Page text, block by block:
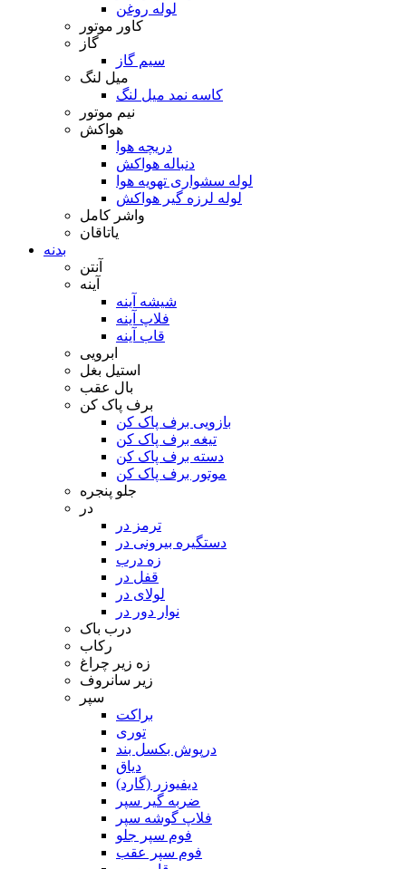
لوله روغن
کاور موتور
گاز
سیم گاز
میل لنگ
کاسه نمد میل لنگ
نیم موتور
هواکش
دریچه هوا
دنباله هواکش
لوله سشواری تهویه هوا
لوله لرزه گیر هواکش
واشر کامل
یاتاقان
بدنه
آنتن
آینه
شیشه آینه
فلاپ آینه
قاب آینه
ابرویی
استیل بغل
بال عقب
برف پاک کن
بازویی برف پاک کن
تیغه برف پاک کن
دسته برف پاک کن
موتور برف پاک کن
جلو پنجره
در
ترمز در
دستگیره بیرونی در
زه درب
قفل در
لولای در
نوار دور در
درب باک
رکاب
زه زیر چراغ
زیر سانروف
سپر
براکت
توری
درپوش بکسل بند
دیاق
دیفیوزر (گارد)
ضربه گیر سپر
فلاپ گوشه سپر
فوم سپر جلو
فوم سپر عقب